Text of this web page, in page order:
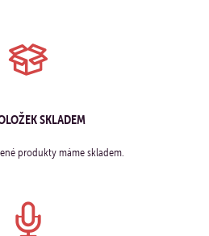
SKLADEM
produkty máme skladem.